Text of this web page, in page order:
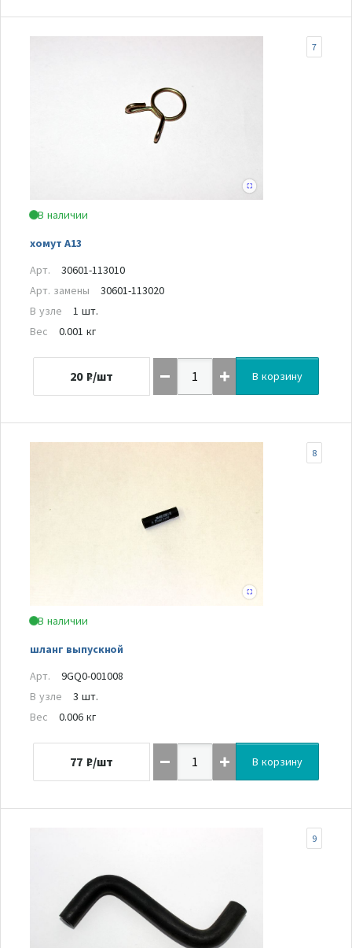
В наличии
хомут А13
7
Арт.
30601-113010
Арт. замены
30601-113020
В узле
1 шт.
Вес
0.001 кг
20 ₽/шт В корзину
В наличии
шланг выпускной
8
Арт.
9GQ0-001008
В узле
3 шт.
Вес
0.006 кг
77 ₽/шт В корзину
9